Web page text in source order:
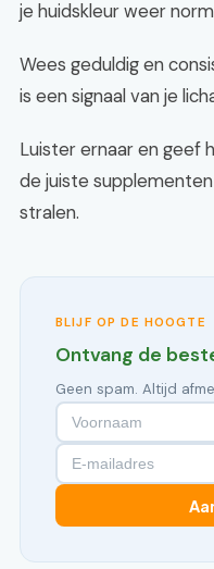
je huidskleur weer
Wees geduldig en
is een signaal van je
Luister ernaar en geef
de juiste
stralen.
BLIJF OP DE HOOGTE
Ontvang de
Geen spam. Altijd